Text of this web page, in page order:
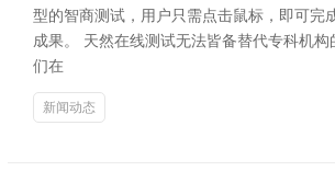
型的智商测试，用户只需点击鼠标，即可完
成果。 天然在线测试无法皆备替代专科机构
们在
新闻动态